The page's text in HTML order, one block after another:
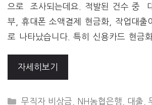
으로 조사되는데요. 적발된 건수 중
부, 휴대폰 소액결제 현금화, 작업대출
로 나타났습니다. 특히 신용카드 현금
자세히보기
CATEGORIES
무직자 비상금 NH농협은행 대출 ,